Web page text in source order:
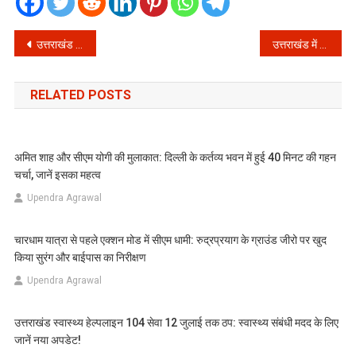
Post
navigation
उत्तराखंड की वात्सल्य योजना: 4.39 करोड़ की सहायता राशि सीधे लाभार्थियों के खाते में, मंत्री रेखा आर्य ने किया हस्तांतरण!
RELATED POSTS
अमित शाह और सीएम योगी की मुलाकात: दिल्ली के कर्तव्य भवन में हुई 40 मिनट की गहन
चर्चा, जानें इसका महत्व
Upendra Agrawal
चारधाम यात्रा से पहले एक्शन मोड में सीएम धामी: रुद्रप्रयाग के ग्राउंड जीरो पर खुद
किया सुरंग और बाईपास का निरीक्षण
Upendra Agrawal
उत्तराखंड स्वास्थ्य हेल्पलाइन 104 सेवा 12 जुलाई तक ठप: स्वास्थ्य संबंधी मदद के लिए
जानें नया अपडेट!